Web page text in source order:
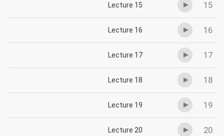
15
Lecture 15
16
Lecture 16
17
Lecture 17
18
Lecture 18
19
Lecture 19
20
Lecture 20